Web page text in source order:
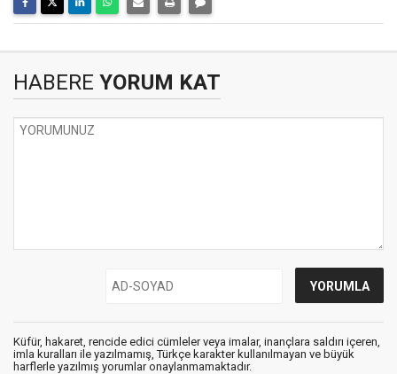
HABERE YORUM KAT
Küfür, hakaret, rencide edici cümleler veya imalar, inançlara saldırı içeren,
imla kuralları ile yazılmamış, Türkçe karakter kullanılmayan ve büyük
harflerle yazılmış yorumlar onaylanmamaktadır.